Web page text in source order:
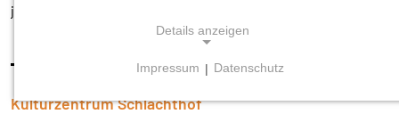
jugendzentrum@schlachthof-kassel.de
Kulturzentrum Schlachthof
Details anzeigen
Notwendige Cookies ermöglichen grundlegende
Impressum | Datenschutz